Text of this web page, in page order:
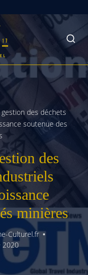
des déchets
soutenue des
des
minières
Culturel.fr
2020